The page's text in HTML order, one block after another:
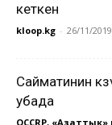
кеткен
kloop.kg - 26/11/2019
Сайматинин
убада
OCCRP,